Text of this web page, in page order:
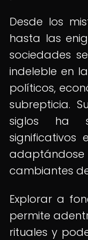
Desde los
hasta las
sociedades
indeleble en
políticos,
subrepticia.
siglos ha
significativos
cambiantes
Explorar a
permite
rituales y